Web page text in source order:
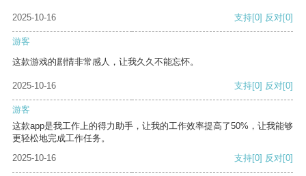
2025-10-16 支持[0] 反对[0]
游客
这款游戏的剧情非常感人，让我久久不能忘怀。
2025-10-16 支持[0] 反对[0]
游客
这款app是我工作上的得力助手，让我的工作效率提高了50%，让我能够
更轻松地完成工作任务。
2025-10-16
支持[0] 反对[0]